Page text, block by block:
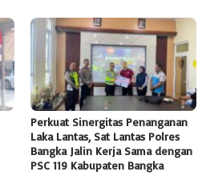
Perkuat Sinergitas Penanganan
Laka Lantas, Sat Lantas Polres
Bangka Jalin Kerja Sama dengan
PSC 119 Kabupaten Bangka